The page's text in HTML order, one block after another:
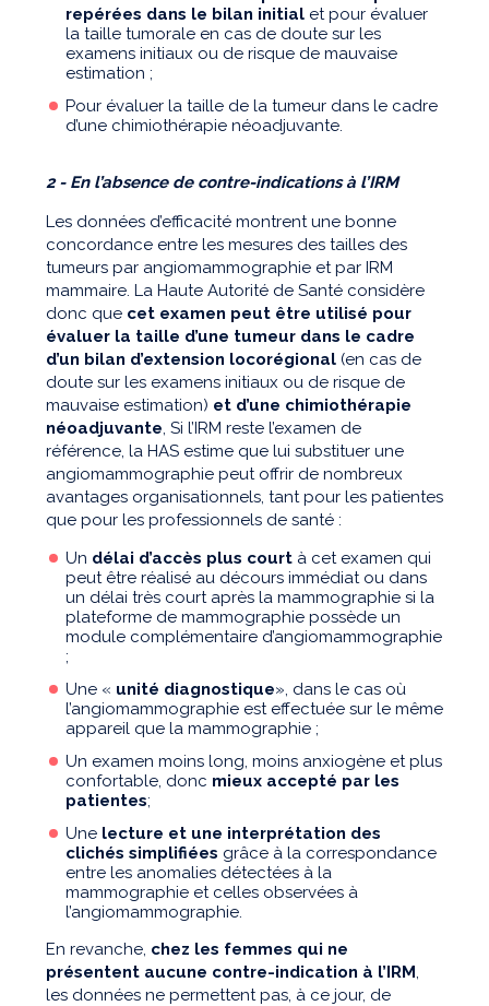
repérées dans le bilan initial et pour évaluer
la taille tumorale en cas de doute sur les
examens initiaux ou de risque de mauvaise
estimation ;
Pour évaluer la taille de la tumeur dans le cadre
d’une chimiothérapie néoadjuvante.
2 - En l’absence de contre-indications à l’IRM
Les données d’efficacité montrent une bonne
concordance entre les mesures des tailles des
tumeurs par angiomammographie et par IRM
mammaire. La Haute Autorité de Santé considère
donc que cet examen peut être utilisé pour
évaluer la taille d’une tumeur dans le cadre
d’un bilan d’extension locorégional (en cas de
doute sur les examens initiaux ou de risque de
mauvaise estimation) et d’une chimiothérapie
néoadjuvante , Si l’IRM reste l’examen de
référence, la HAS estime que lui substituer une
angiomammographie peut offrir de nombreux
avantages organisationnels, tant pour les patientes
que pour les professionnels de santé :
Un délai d’accès plus court à cet examen qui
peut être réalisé au décours immédiat ou dans
un délai très court après la mammographie si la
plateforme de mammographie possède un
module complémentaire d’angiomammographie
;
Une « unité diagnostique», dans le cas où
l’angiomammographie est effectuée sur le même
appareil que la mammographie ;
Un examen moins long, moins anxiogène et plus
confortable, donc mieux accepté par les
patientes;
Une lecture et une interprétation des
clichés simplifiées grâce à la correspondance
entre les anomalies détectées à la
mammographie et celles observées à
l’angiomammographie.
En revanche, chez les femmes qui ne
présentent aucune contre-indication à l’IRM
les données ne permettent pas, à ce jour, de